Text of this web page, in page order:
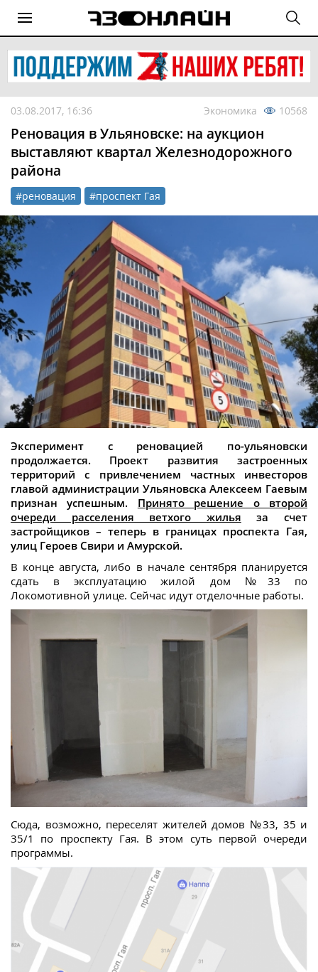
03.08.2017, 16:36 Экономика 10568
Реновация в Ульяновске: на аукцион
выставляют квартал Железнодорожного
района
#реновация #проспект Гая
Эксперимент с реновацией по-ульяновски
продолжается. Проект развития застроенных
территорий с привлечением частных инвесторов
главой администрации Ульяновска Алексеем Гаевым
признан успешным. Принято решение о второй
очереди расселения ветхого жилья за счет
застройщиков – теперь в границах проспекта Гая,
улиц Героев Свири и Амурской.
В конце августа, либо в начале сентября планируется
сдать в эксплуатацию жилой дом №33 по
Локомотивной улице. Сейчас идут отделочные работы.
Сюда, возможно, переселят жителей домов №33, 35 и
35/1 по проспекту Гая. В этом суть первой очереди
программы.